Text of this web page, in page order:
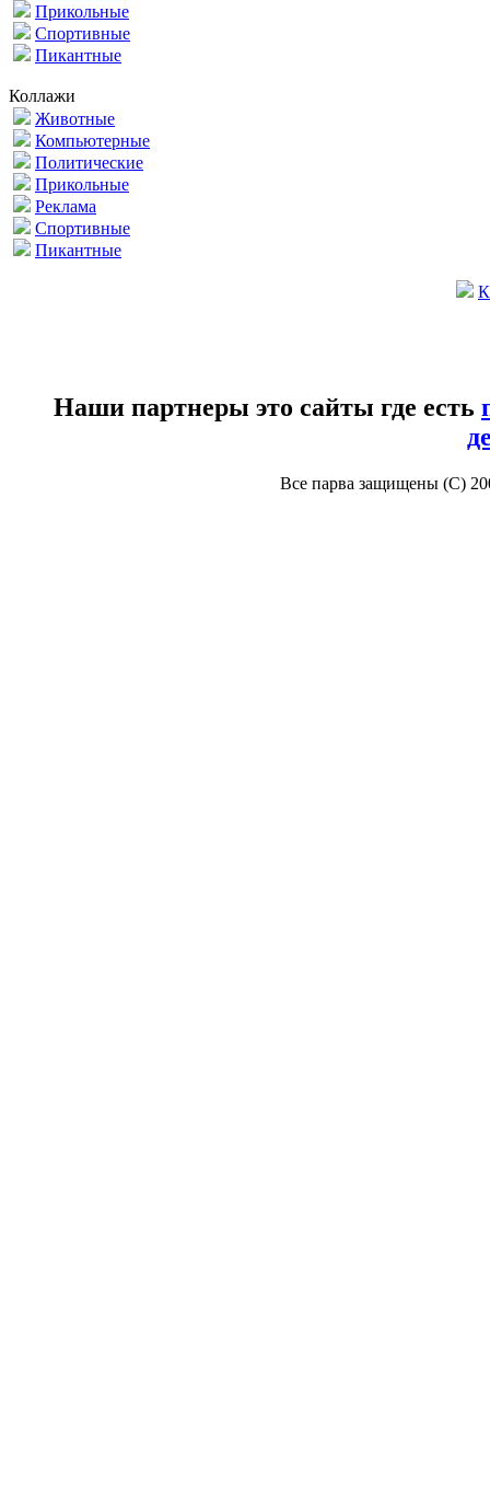
Прикольные
Спортивные
Пикантные
Коллажи
Животные
Компьютерные
Политические
Прикольные
Реклама
Спортивные
Пикантные
Наши партнеры это сайты где есть
Все парва защищены (С)